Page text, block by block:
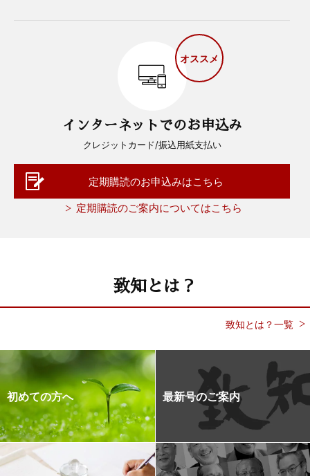
オススメ
インターネットでのお申込み
クレジットカード/振込用紙支払い
定期購読のお申込みはこちら
定期購読のご案内についてはこちら
致知とは？
致知とは？一覧
初めての方へ 最新号のご案内